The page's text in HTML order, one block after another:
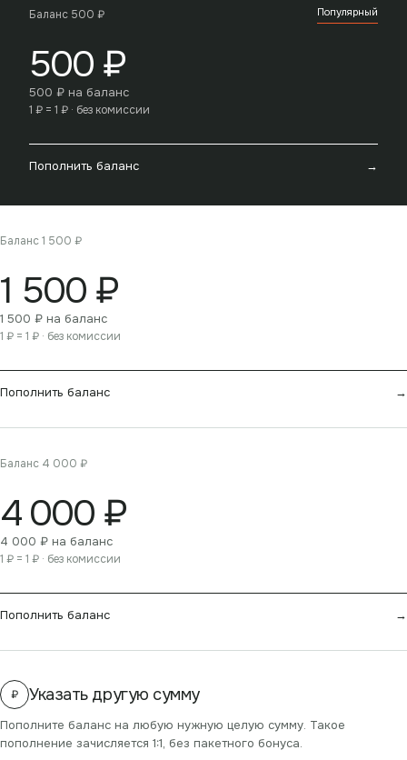
Баланс 500 ₽ Популярный
500 ₽
500 ₽ на баланс
1 ₽ = 1 ₽ · без комиссии
Пополнить баланс →
Баланс 1 500 ₽
1 500 ₽
1 500 ₽ на баланс
1 ₽ = 1 ₽ · без комиссии
Пополнить баланс →
Баланс 4 000 ₽
4 000 ₽
4 000 ₽ на баланс
1 ₽ = 1 ₽ · без комиссии
Пополнить баланс →
₽ Указать другую сумму
Пополните баланс на любую нужную целую сумму. Такое
пополнение зачисляется 1:1, без пакетного бонуса.